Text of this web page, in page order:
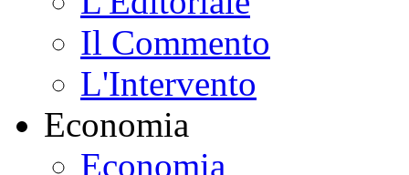
Il Commento
L'Intervento
Economia
Economia